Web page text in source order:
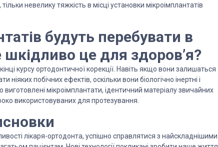
невелику тяжкість в місці установки мікроімплантатів
будуть перебувати в
шкідливо це для здоров’я?
курсу ортодонтичної корекції. Навіть якщо вони залишаться
побічних ефектів, оскільки вони біологічно інертні і
мікроімплантати, ідентичний матеріалу звичайних
використовуваних для протезування.
лікаря-ортодонта, успішно справлятися з найскладнішими